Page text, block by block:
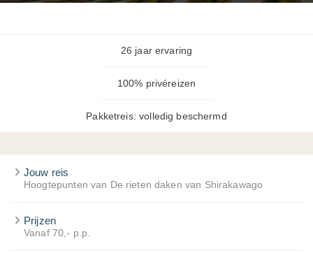
26 jaar ervaring
100% privéreizen
Pakketreis: volledig beschermd
Jouw reis
Hoogtepunten van De rieten daken van Shirakawago
Prijzen
Vanaf 70,- p.p.